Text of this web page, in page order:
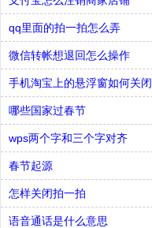
qq里面的拍一拍怎么弄
微信转帐想退回怎么操作
手机淘宝上的悬浮窗如何关闭
哪些国家过春节
wps两个字和三个字对齐
春节起源
怎样关闭拍一拍
语音通话是什么意思